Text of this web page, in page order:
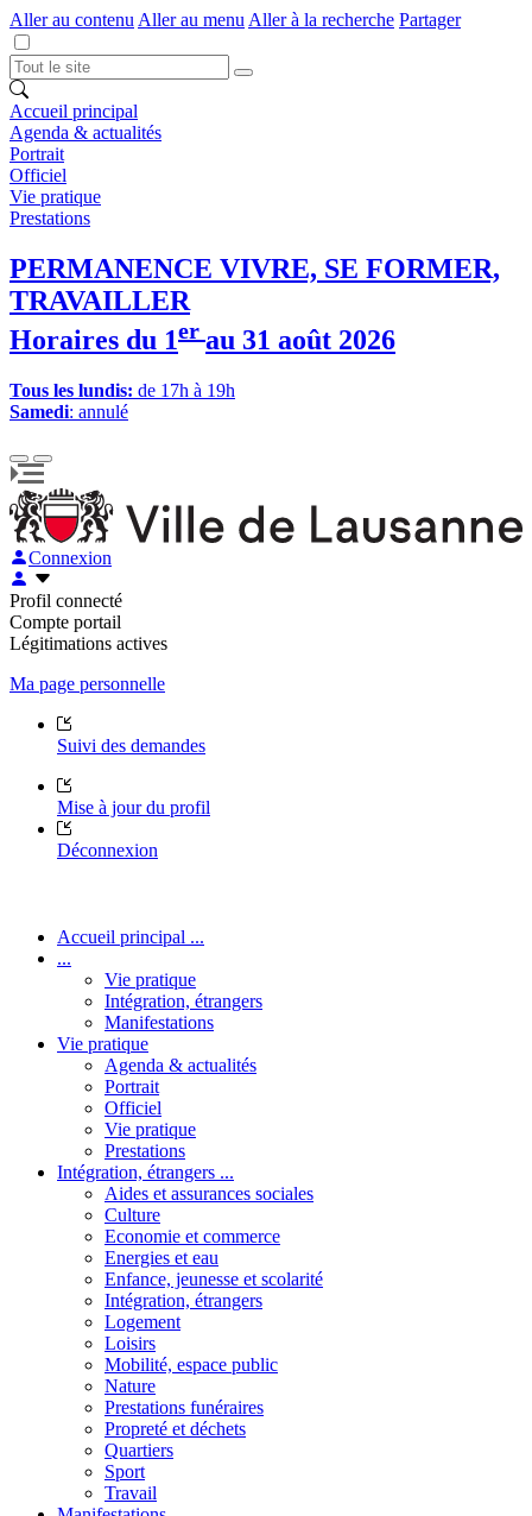
Aller au contenu Aller au menu Aller à la recherche Partager
Accueil principal
Agenda & actualités
Portrait
Officiel
Vie pratique
Prestations
PERMANENCE VIVRE, SE FORMER,
TRAVAILLER
Horaires du 1er au 31 août 2026
Tous les lundis: de 17h à 19h
Samedi: annulé
Connexion
Profil connecté
Compte portail
Légitimations actives
Ma page personnelle
Suivi des demandes
Mise à jour du profil
Déconnexion
Accueil principal ...
...
Vie pratique
Intégration, étrangers
Manifestations
Vie pratique
Agenda & actualités
Portrait
Officiel
Vie pratique
Prestations
Intégration, étrangers ...
Aides et assurances sociales
Culture
Economie et commerce
Energies et eau
Enfance, jeunesse et scolarité
Intégration, étrangers
Logement
Loisirs
Mobilité, espace public
Nature
Prestations funéraires
Propreté et déchets
Quartiers
Sport
Travail